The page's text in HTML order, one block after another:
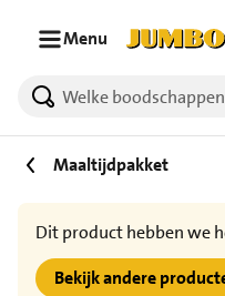
Menu
Maaltijdpakket
Dit product hebben we
Bekijk andere